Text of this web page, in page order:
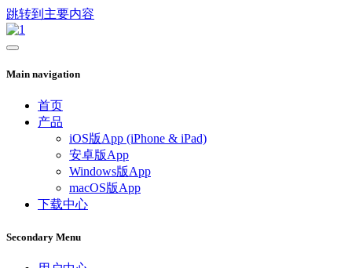
跳转到主要内容
Main navigation
首页
产品
iOS版App (iPhone & iPad)
安卓版App
Windows版App
macOS版App
下载中心
Secondary Menu